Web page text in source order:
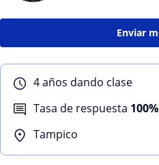
Enviar
4 años dando clase
Tasa de respuesta 100%
Tampico